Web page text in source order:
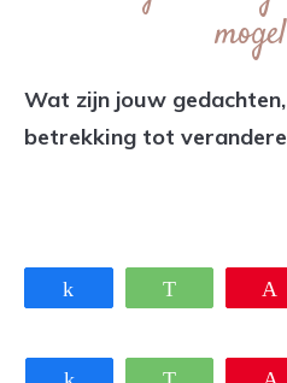
Wat zijn jouw
betrekking tot
WhatsApp
WhatsApp